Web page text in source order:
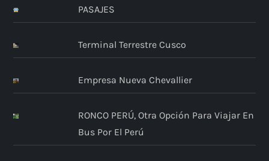
PASAJES
Terminal Terrestre Cusco
Empresa Nueva Chevallier
RONCO PERÚ, Otra Opción Para Viajar En
Bus Por El Perú